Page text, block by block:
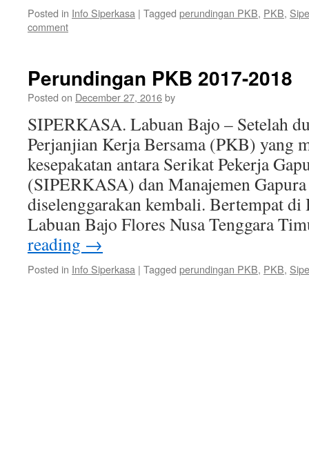
Posted in Info Siperkasa | Tagged perundingan PKB, PKB,
comment
Perundingan PKB 2017-2018
Posted on December 27, 2016by
SIPERKASA. Labuan Bajo – Setelah
Perjanjian Kerja Bersama (PKB) yang
kesepakatan antara Serikat Pekerja
(SIPERKASA) dan Manajemen
diselenggarakan kembali. Bertempat di
Labuan Bajo Flores Nusa Tenggara
reading →
Posted in Info Siperkasa | Tagged perundingan PKB, PKB,